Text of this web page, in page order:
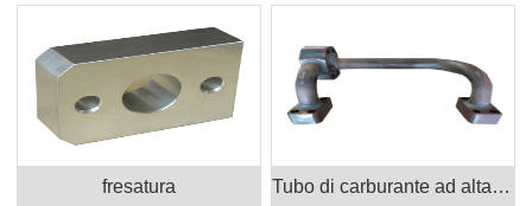
fresatura Tubo di carburante ad alta pressione